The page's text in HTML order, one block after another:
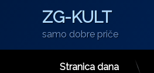
ZG-KULT
samo dobre priče
Stranica dana